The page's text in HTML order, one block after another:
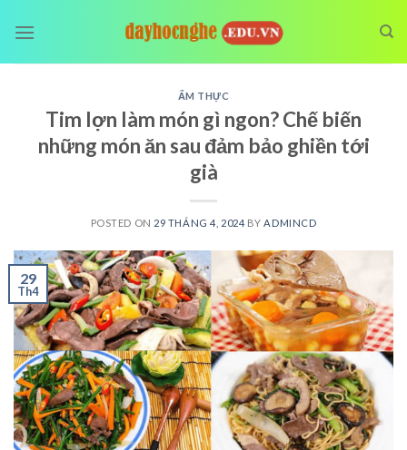
ẨM THỰC
Tim lợn làm món gì ngon? Chế biến
những món ăn sau đảm bảo ghiền tới
già
POSTED ON 29 THÁNG 4, 2024 BY ADMINCD
29
Th4